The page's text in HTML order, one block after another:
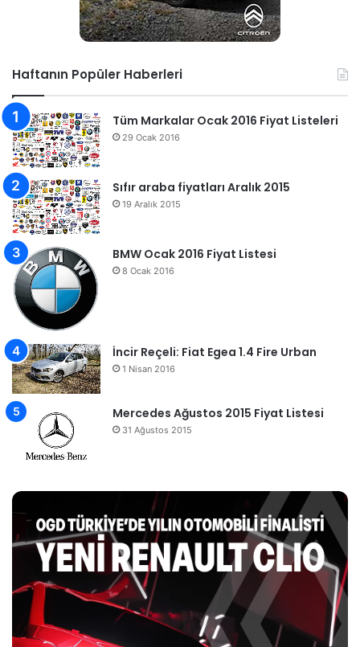
Haftanın Popüler Haberleri
Tüm Markalar Ocak 2016 Fiyat Listeleri
29 Ocak 2016
Sıfır araba fiyatları Aralık 2015
19 Aralık 2015
BMW Ocak 2016 Fiyat Listesi
8 Ocak 2016
İncir Reçeli: Fiat Egea 1.4 Fire Urban
1 Nisan 2016
Mercedes Ağustos 2015 Fiyat Listesi
31 Ağustos 2015